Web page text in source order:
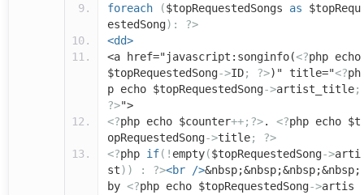
foreach
($topRequestedSongs as $topRequ
estedSong):
?>
<dd>
<a href="javascript:songinfo(<?php echo
$topRequestedSong->ID; ?>)" title="<?ph
p echo $topRequestedSong->artist_title;
?>">
<?php echo $counter++;?>. <?php echo $t
opRequestedSong->title;
?>
<?php if(! empty($topRequestedSong->arti
st)) : ?><br />&nbsp;&nbsp;&nbsp;&nbsp;
by <?php echo $topRequestedSong->artis